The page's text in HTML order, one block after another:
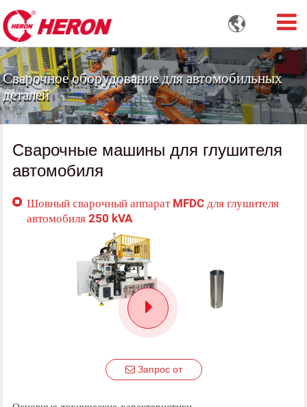

Сварочное оборудование для автомобильных
деталей
Сварочные машины для глушителя
автомобиля
Шовный сварочный аппарат MFDC для глушителя
автомобиля 250 kVA
Запрос от